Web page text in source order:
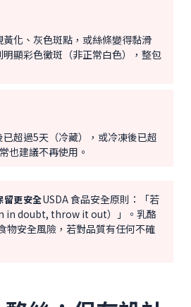
黃化、灰色斑點，或絲條變得黏滑
明顯彩色黴斑（非正常白色），整包
已超過5天（冷藏），或冷凍後已超
也建議不再使用。
留更安全USDA 食品安全原則：「若
in doubt, throw it out）」。乳酪
物安全風險，若對品質有任何不確